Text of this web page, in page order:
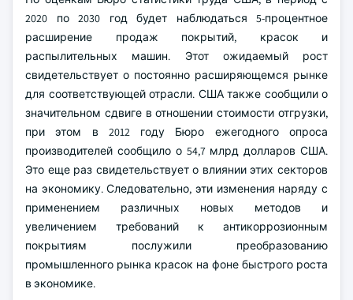
2020 по 2030 год будет наблюдаться 5-процентное
расширение продаж покрытий, красок и
распылительных машин. Этот ожидаемый рост
свидетельствует о постоянно расширяющемся рынке
для соответствующей отрасли. США также сообщили о
значительном сдвиге в отношении стоимости отгрузки,
при этом в 2012 году Бюро ежегодного опроса
производителей сообщило о 54,7 млрд долларов США.
Это еще раз свидетельствует о влиянии этих секторов
на экономику. Следовательно, эти изменения наряду с
применением различных новых методов и
увеличением требований к антикоррозионным
покрытиям послужили преобразованию
промышленного рынка красок на фоне быстрого роста
в экономике.